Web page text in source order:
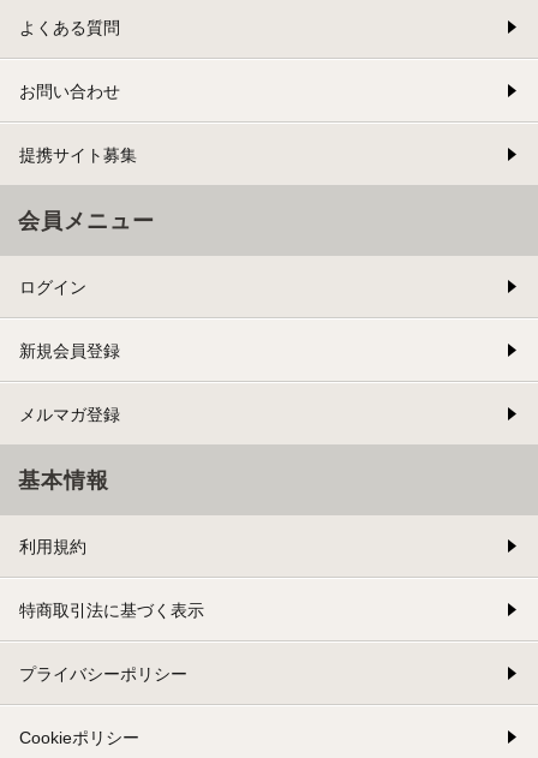
よくある質問
お問い合わせ
提携サイト募集
会員メニュー
ログイン
新規会員登録
メルマガ登録
基本情報
利用規約
特商取引法に基づく表示
プライバシーポリシー
Cookieポリシー